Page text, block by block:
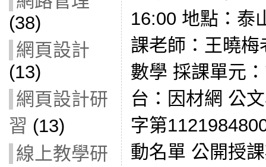
(38)
網頁設計
(13)
網頁設計研
習 (13)
線上教學研
16:00 地點：泰
課老師：王曉
數學 採課單元
台：因材網 公
字第
動名單 公開授